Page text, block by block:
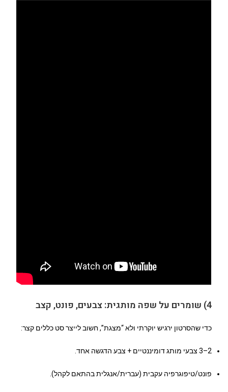
4) שומרים על שפה מותגית: צבעים, פונט, קצב
כדי שהסרטון ירגיש יוקרתי ולא “מצגת”, חשוב לייצר סט כללים קצר:
2–3 צבעי מותג דומיננטיים + צבע הדגשה אחד.
פונט/טיפוגרפיה עקבית (עברית/אנגלית בהתאם לקהל).